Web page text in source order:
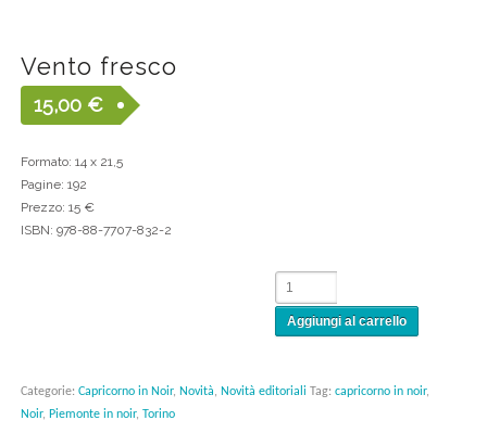
Vento fresco
15,00 €
Formato: 14 x 21,5
Pagine: 192
Prezzo: 15 €
ISBN: 978-88-7707-832-2
Aggiungi al carrello
Categorie: Capricorno in Noir, Novità, Novità editoriali Tag: capricorno in noir,
Noir, Piemonte in noir, Torino